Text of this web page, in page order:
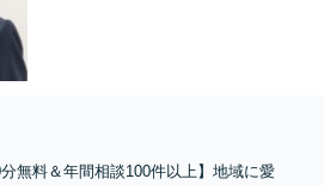
無料＆年間相談100件以上】地域に愛